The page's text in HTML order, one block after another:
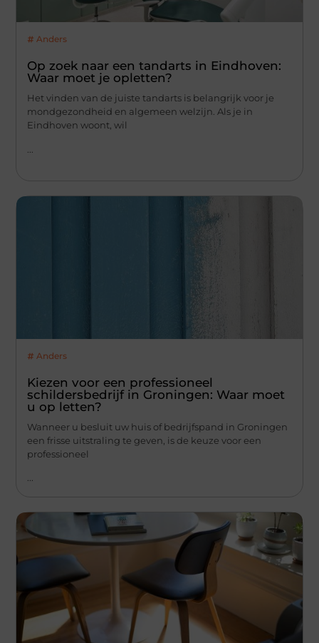
Anders
Op zoek naar een tandarts in Eindhoven:
Waar moet je opletten?
Het vinden van de juiste tandarts is belangrijk voor je
mondgezondheid en algemeen welzijn. Als je in
Eindhoven woont, wil
Anders
Kiezen voor een professioneel
schildersbedrijf in Groningen: Waar moet
u op letten?
Wanneer u besluit uw huis of bedrijfspand in Groningen
een frisse uitstraling te geven, is de keuze voor een
professioneel